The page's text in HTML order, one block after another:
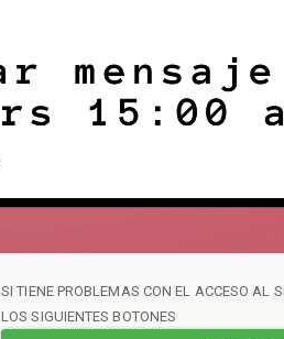
SI TIENE PROBLEMAS CON EL ACCESO AL
LOS SIGUIENTES BOTONES